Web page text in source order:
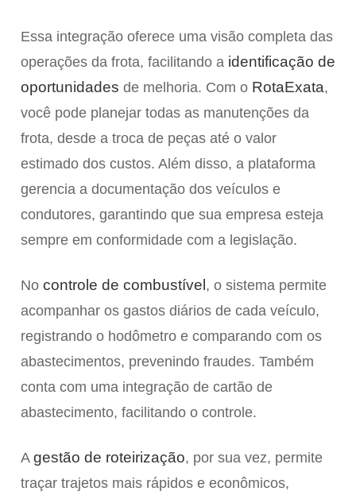
Essa integração oferece uma visão completa das
operações da frota, facilitando a identificação de
oportunidades de melhoria. Com o RotaExata,
você pode planejar todas as manutenções da
frota, desde a troca de peças até o valor
estimado dos custos. Além disso, a plataforma
gerencia a documentação dos veículos e
condutores, garantindo que sua empresa esteja
sempre em conformidade com a legislação.
No controle de combustível, o sistema permite
acompanhar os gastos diários de cada veículo,
registrando o hodômetro e comparando com os
abastecimentos, prevenindo fraudes. Também
conta com uma integração de cartão de
abastecimento, facilitando o controle.
A gestão de roteirização, por sua vez, permite
traçar trajetos mais rápidos e econômicos,